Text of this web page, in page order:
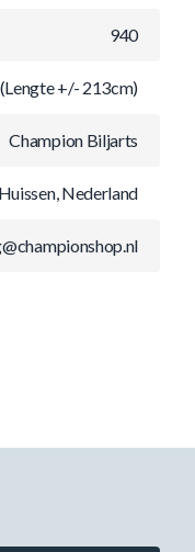
940
+/- 213cm)
Champion Biljarts
Nederland